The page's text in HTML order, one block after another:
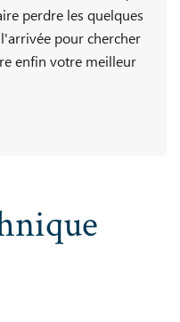
perdre les quelques
pour chercher
enfin votre meilleur